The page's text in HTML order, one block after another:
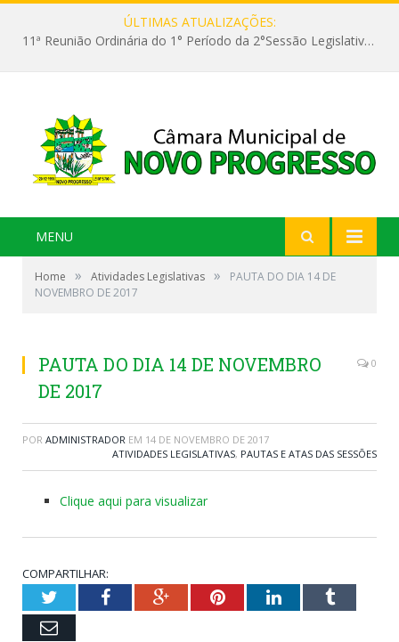
ÚLTIMAS ATUALIZAÇÕES:
11ª Reunião Ordinária do 1° Período da 2°Sessão Legislativa da 9ª Legislatura do Poder Legislativo
MENU
Home » Atividades Legislativas »
PAUTA DO DIA 14 DE
NOVEMBRO DE 2017
PAUTA DO DIA 14 DE NOVEMBRO
DE 2017
0
POR ADMINISTRADOR EM 14 DE NOVEMBRO DE 2017
ATIVIDADES LEGISLATIVAS, PAUTAS E ATAS DAS SESSÕES
Clique aqui para visualizar
COMPARTILHAR:
TwitterFacebookGoogle+PinterestLinkedInTumblr
Email